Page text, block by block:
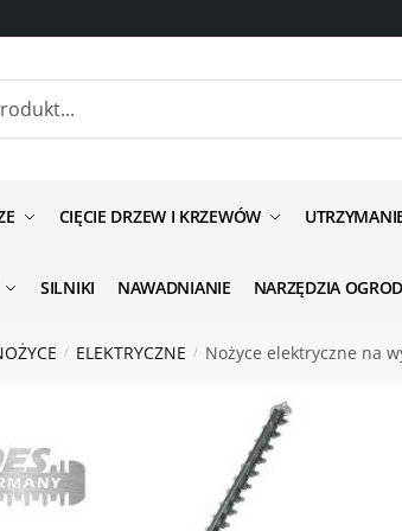
CIĘCIE DRZEW I KRZEWÓW
SILNIKI NAWADNIANIE NARZĘDZIA
/ ELEKTRYCZNE / Nożyce elektryczne na
odnośnie produktu